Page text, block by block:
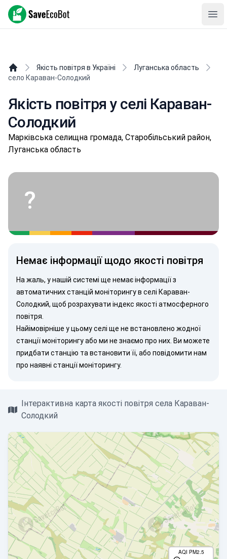
SaveEcoBot
Якість повітря в Україні
Луганська область
село Караван-Солодкий
Якість повітря у селі Караван-
Солодкий
Мapківськa селищнa громада, Старобільський район,
Луганська область
?
Немає інформації щодо якості повітря
На жаль, у нашій системі ще немає інформації з
автоматичних станцій моніторингу в селі Караван-
Солодкий, щоб розрахувати індекс якості атмосферного
повітря.
Найімовірніше у цьому селі ще не встановлено жодної
станції моніторингу або ми не знаємо про них. Ви можете
придбати станцію та встановити її, або повідомити нам
про наявні станції моніторингу.
Інтерактивна карта якості повітря села Караван-
Солодкий
AQI PM2.5